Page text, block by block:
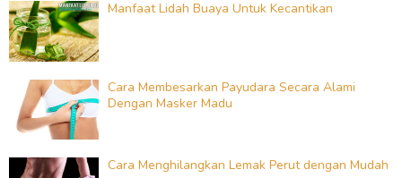
Manfaat Lidah Buaya Untuk Kecantikan
Cara Membesarkan Payudara Secara Alami
Dengan Masker Madu
Cara Menghilangkan Lemak Perut dengan Mudah